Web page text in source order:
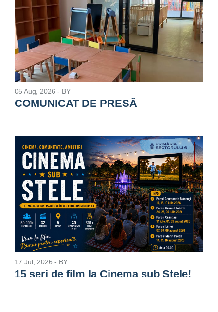
05 Aug, 2026 - BY
COMUNICAT DE PRESĂ
17 Jul, 2026 - BY
15 seri de film la Cinema sub Stele!